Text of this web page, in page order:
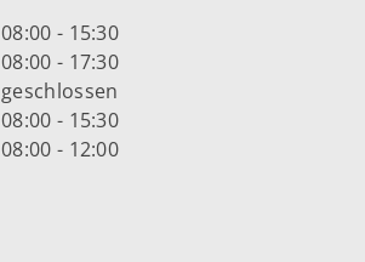
08:00 - 15:30
08:00 - 17:30
geschlossen
08:00 - 15:30
08:00 - 12:00